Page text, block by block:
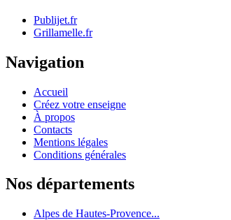
Publijet.fr
Grillamelle.fr
Navigation
Accueil
Créez votre enseigne
À propos
Contacts
Mentions légales
Conditions générales
Nos départements
Alpes de Hautes-Provence...